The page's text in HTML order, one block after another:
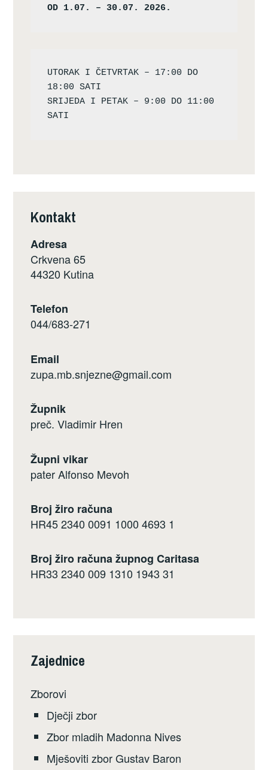
OD 1.07. – 30.07. 2026.
UTORAK I ČETVRTAK – 17:00 DO
18:00 SATI
SRIJEDA I PETAK – 9:00 DO 11:00
Kontakt
Adresa
Crkvena 65
44320 Kutina
Telefon
044/683-271
Email
zupa.mb.snjezne@gmail.com
Župnik
preč. Vladimir Hren
Župni vikar
pater Alfonso Mevoh
Broj žiro računa
HR45 2340 0091 1000 4693 1
Broj žiro računa župnog Caritasa
HR33 2340 009 1310 1943 31
Zajednice
Zborovi
Dječji zbor
Zbor mladih Madonna Nives
Mješoviti zbor Gustav Baron